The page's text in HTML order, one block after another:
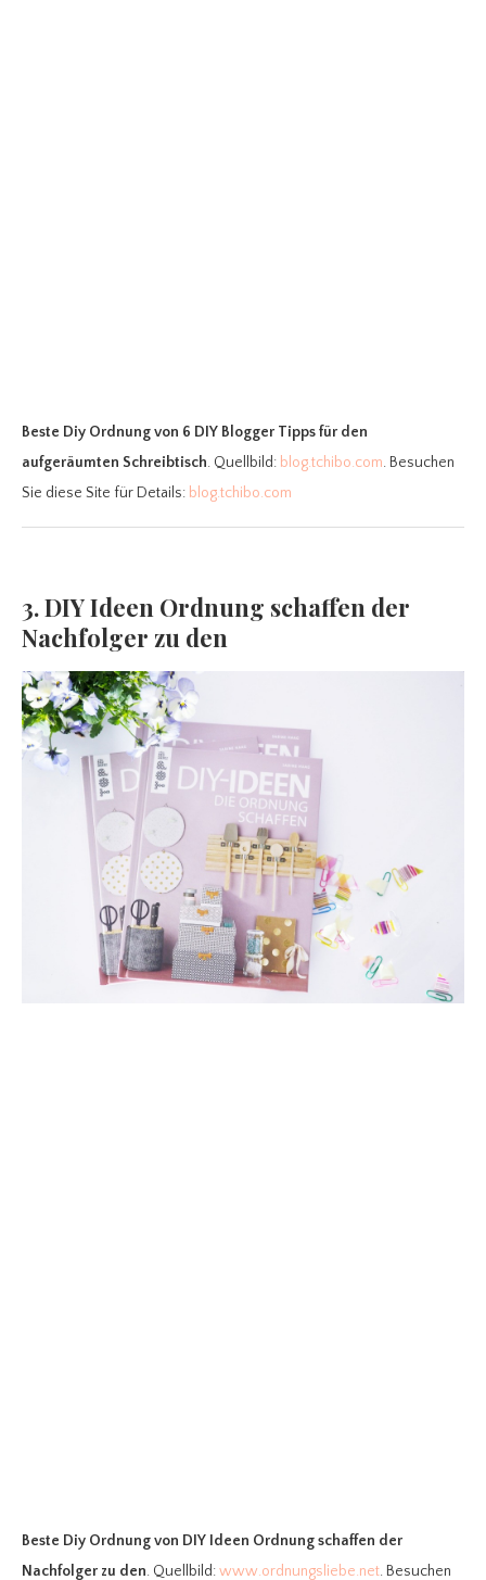
Beste Diy Ordnungvon 6 DIY Blogger Tipps für den
aufgeräumten Schreibtisch. Quellbild: blog.tchibo.com. Besuchen
Sie diese Site für Details: blog.tchibo.com
3. DIY Ideen Ordnung schaffen der
Nachfolger zu den
Beste Diy Ordnungvon DIY Ideen Ordnung schaffen der
Nachfolger zu den. Quellbild:www.ordnungsliebe.net. Besuchen